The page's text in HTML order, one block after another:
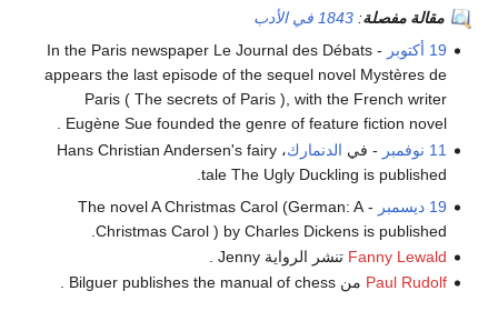
مقالة مفصلة: 1843 في الأدب
19 أكتوبر
- In the Paris newspaper Le Journal des Débats
appears the last episode of the sequel novel Mystères de
Paris ( The secrets of Paris ), with the French writer
Eugène Sue founded the genre of feature fiction novel .
11 نوفمبر
- في الدنمارك
، Hans Christian Andersen's fairy
tale The Ugly Duckling is published.
19 ديسمبر
- The novel A Christmas Carol (German: A
Christmas Carol ) by Charles Dickens is published.
Fanny Lewald تنشر الرواية Jenny .
Paul Rudolf من Bilguer publishes the manual of chess .